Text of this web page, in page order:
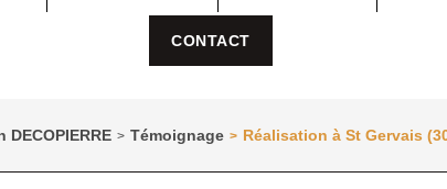
CONTACT
> Témoignage > Réalisation à St Gervais